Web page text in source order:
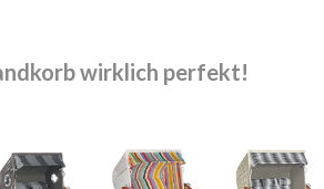
wirklich perfekt!